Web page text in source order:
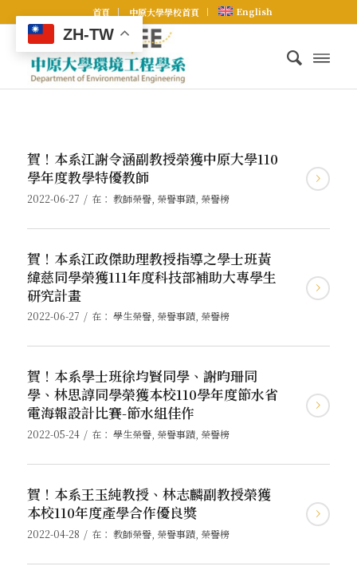
首頁 中原大學學校首頁 English
賀！本系江謝令涵副教授榮獲中原大學110
學年度教學特優教師
2022-06-27 / 在： 教師榮譽, 榮譽事蹟, 榮譽榜
賀！本系江政傑助理教授指導之學士班黃
緯慈同學榮獲111年度科技部補助大專學生
研究計畫
2022-06-27 / 在： 學生榮譽, 榮譽事蹟, 榮譽榜
賀！本系學士班徐均賢同學、謝昀珊同
學、林思諄同學榮獲本校110學年度節水省
電海報設計比賽-節水組佳作
2022-05-24 / 在： 學生榮譽, 榮譽事蹟, 榮譽榜
賀！本系王玉純教授、林志麟副教授榮獲
本校110年度產學合作優良獎
2022-04-28 / 在： 教師榮譽, 榮譽事蹟, 榮譽榜
ZH-TW